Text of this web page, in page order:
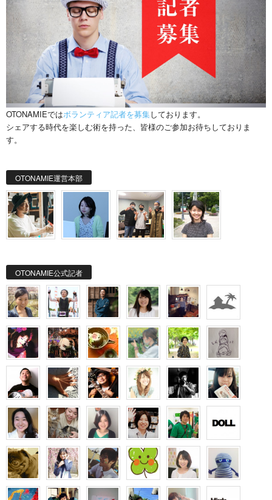
OTONAMIEではボランティア記者を募集しております。
シェアする時代を楽しむ術を持った、皆様のご参加お待ちしておりま
す。
OTONAMIE運営本部
OTONAMIE公式記者